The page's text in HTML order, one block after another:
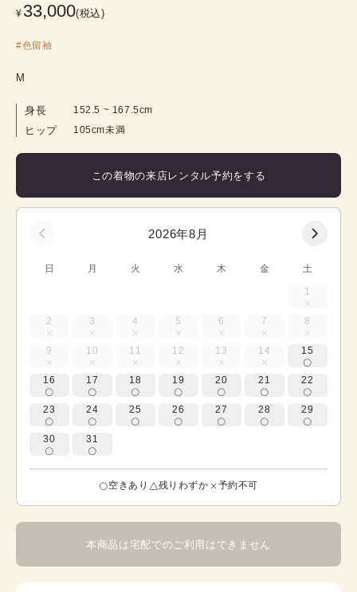
¥ 33,000(税込)
#色留袖
M
身長 152.5 ~ 167.5cm
ヒップ 105cm未満
この着物の来店レンタル予約をする
2026年8月
日 月 火 水 木 金 土
1
2 3 4 5 6 7 8
9 10 11 12 13 14 15
16 17 18 19 20 21 22
23 24 25 26 27 28 29
30 31
空きあり 残りわずか 予約不可
本商品は宅配でのご利用はできません